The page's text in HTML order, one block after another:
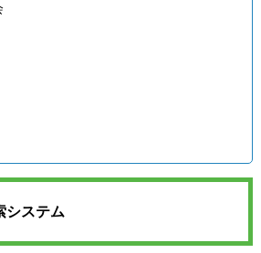
システム